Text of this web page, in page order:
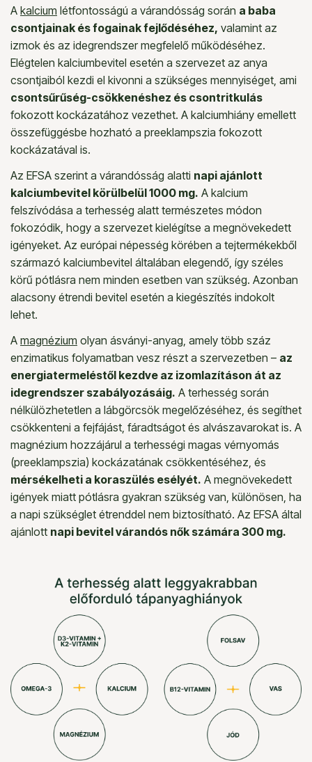
A kalcium létfontosságú a várandósság során a baba
csontjainak és fogainak fejlődéséhez, valamint az
izmok és az idegrendszer megfelelő működéséhez.
Elégtelen kalciumbevitel esetén a szervezet az anya
csontjaiból kezdi el kivonni a szükséges mennyiséget, ami
csontsűrűség-csökkenéshez és csontritkulás
fokozott kockázatához vezethet. A kalciumhiány emellett
összefüggésbe hozható a preeklampszia fokozott
kockázatával is.
Az EFSA szerint a várandósság alatti napi ajánlott
kalciumbevitel körülbelül 1000 mg. A kalcium
felszívódása a terhesség alatt természetes módon
fokozódik, hogy a szervezet kielégítse a megnövekedett
igényeket. Az európai népesség körében a tejtermékekből
származó kalciumbevitel általában elegendő, így széles
körű pótlásra nem minden esetben van szükség. Azonban
alacsony étrendi bevitel esetén a kiegészítés indokolt
lehet.
A magnézium olyan ásványi-anyag, amely több száz
enzimatikus folyamatban vesz részt a szervezetben – az
energiatermeléstől kezdve az izomlazításon át az
idegrendszer szabályozásáig. A terhesség során
nélkülözhetetlen a lábgörcsök megelőzéséhez, és segíthet
csökkenteni a fejfájást, fáradtságot és alvászavarokat is. A
magnézium hozzájárul a terhességi magas vérnyomás
(preeklampszia) kockázatának csökkentéséhez, és
mérsékelheti a koraszülés esélyét. A megnövekedett
igények miatt pótlásra gyakran szükség van, különösen, ha
a napi szükséglet étrenddel nem biztosítható. Az EFSA által
ajánlott napi bevitel várandós nők számára 300 mg.